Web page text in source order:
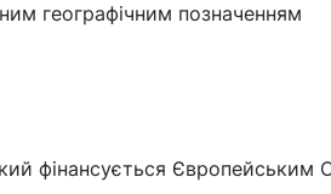
географічним позначенням
фінансується Європейським